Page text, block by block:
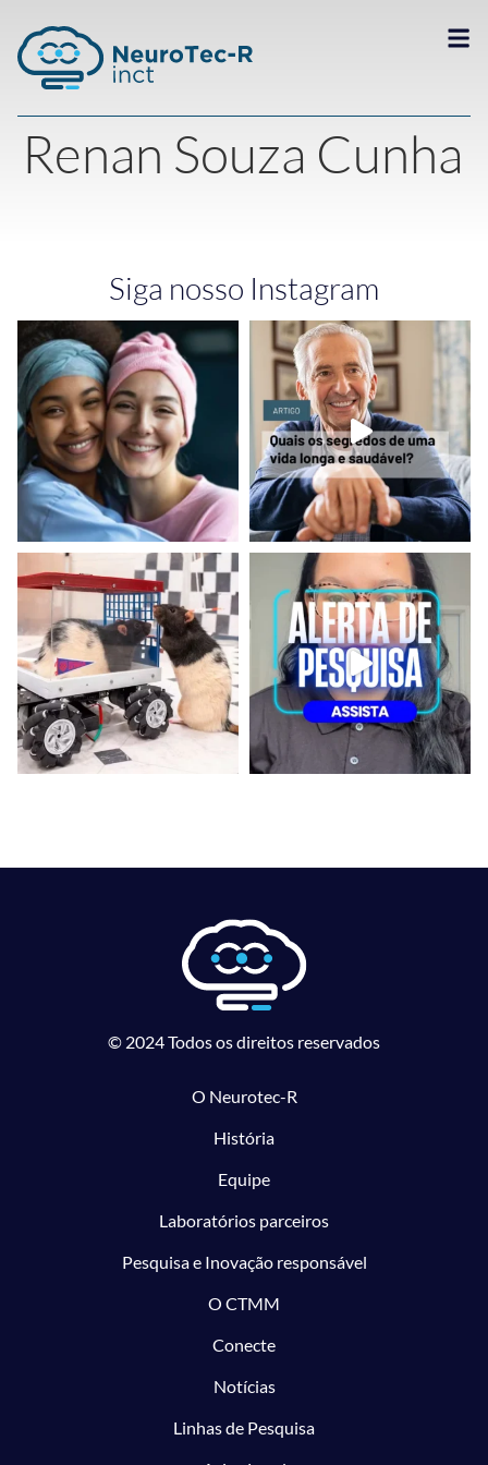
Renan Souza Cunha
Siga nosso Instagram
© 2024 Todos os direitos reservados
O Neurotec-R
História
Equipe
Laboratórios parceiros
Pesquisa e Inovação responsável
O CTMM
Conecte
Notícias
Linhas de Pesquisa